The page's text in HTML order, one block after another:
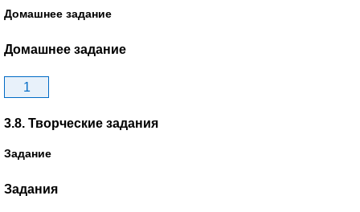
Домашнее задание
Домашнее задание
1
3.8. Творческие задания
Задание
Задания